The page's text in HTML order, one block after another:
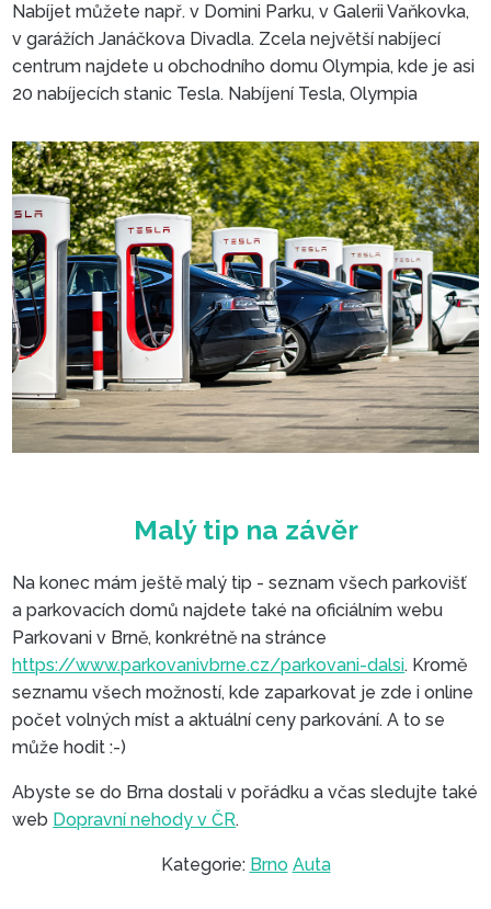
Odstavná parkoviště P+R
Nabíjet můžete např. v Domini Parku, v Galerii Vaňkovka,
v garážích Janáčkova Divadla. Zcela největší nabíjecí
centrum najdete u obchodního domu Olympia, kde je asi
20 nabíjecích stanic Tesla. Nabíjení Tesla, Olympia
Na konec mám ještě malý tip - seznam všech parkovišť
a parkovacích domů najdete také na oficiálním webu
Parkovani v Brně, konkrétně na stránce
https://www.parkovanivbrne.cz/parkovani-dalsi. Kromě
seznamu všech možností, kde zaparkovat je zde i online
počet volných míst a aktuální ceny parkování. A to se
může hodit :-)
Abyste se do Brna dostali v pořádku a včas sledujte také
web Dopravní nehody v ČR.
Kategorie: Brno Auta